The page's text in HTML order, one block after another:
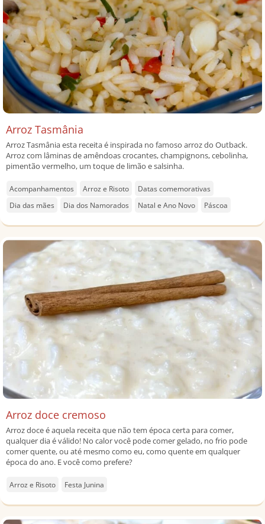
Arroz Tasmânia
Arroz Tasmânia esta receita é inspirada no famoso arroz do Outback.
Arroz com lâminas de amêndoas crocantes, champignons, cebolinha,
pimentão vermelho, um toque de limão e salsinha.
Acompanhamentos Arroz e Risoto
Datas comemorativas
Dia das mães
Dia dos Namorados Natal e Ano Novo Páscoa
Arroz doce cremoso
Arroz doce é aquela receita que não tem época certa para comer,
qualquer dia é válido! No calor você pode comer gelado, no frio pode
comer quente, ou até mesmo como eu, como quente em qualquer
época do ano. E você como prefere?
Arroz e Risoto Festa Junina